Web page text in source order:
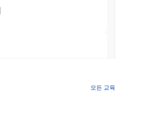
모든 교육